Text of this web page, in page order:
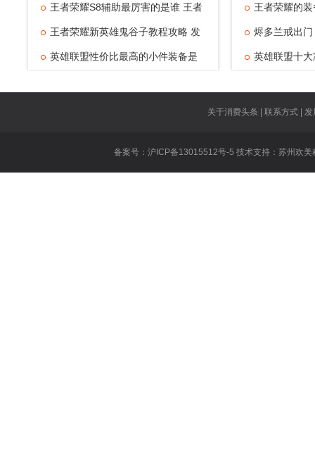
王者荣耀S8辅助最厉害的是谁 王者
王者荣耀新英雄鬼谷子教程攻略 发
英雄联盟性价比最高的小件装备是
王者荣耀的
烬多兰戒出
英雄联盟十
王者荣耀技
王者荣耀遇
关于消费头条 | 联系方式 |
备案号：沪ICP备13015512号-5 技术支持： 苏州欢美